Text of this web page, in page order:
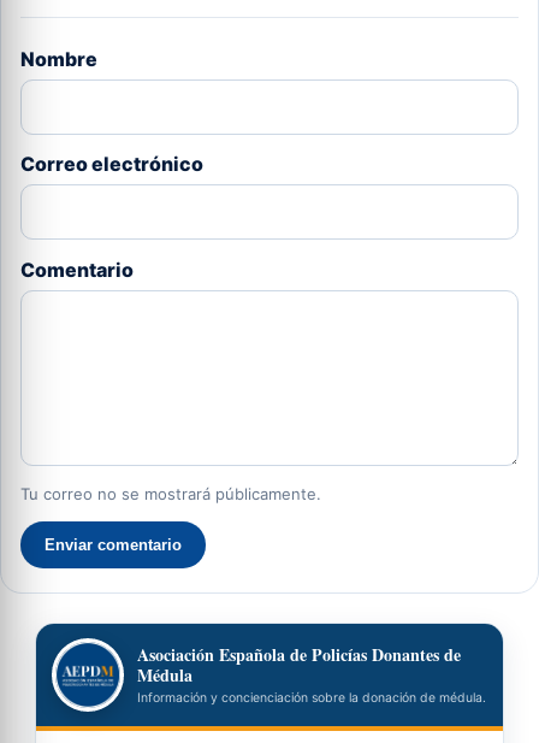
Nombre
Correo electrónico
Comentario
Tu correo no se mostrará públicamente.
Enviar comentario
Asociación Española de Policías Donantes de
Médula
Información y concienciación sobre la donación de médula.